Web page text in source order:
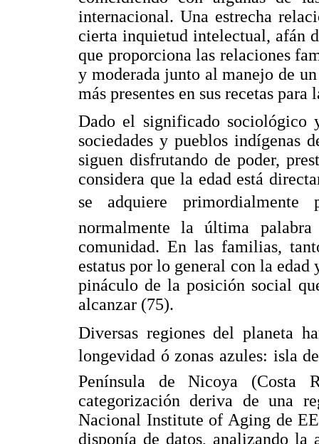
internacional. Una estrecha
cierta inquietud intelectual, afán
que proporciona las relaciones
y moderada junto al manejo de
más presentes en sus recetas para
Dado el significado sociológico
sociedades y pueblos indígenas
siguen disfrutando de poder,
considera que la edad está
se adquiere primordialmente
normalmente la última
comunidad. En las familias,
estatus por lo general con la
pináculo de la posición social
alcanzar (75).
Diversas regiones del planeta
longevidad ó zonas azules: isla
Península de Nicoya (Costa
categorización deriva de una
Nacional Institute of Aging de
disponía de datos, analizando la